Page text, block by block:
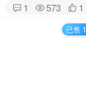
1 573 1
已售 1